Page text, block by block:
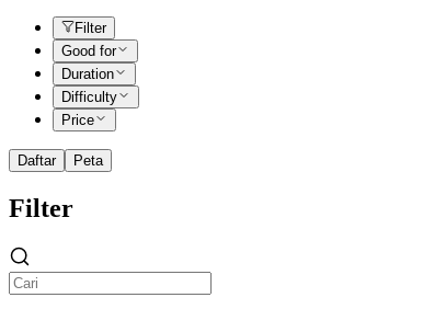
Filter
Good for
Duration
Difficulty
Price
Daftar Peta
Filter